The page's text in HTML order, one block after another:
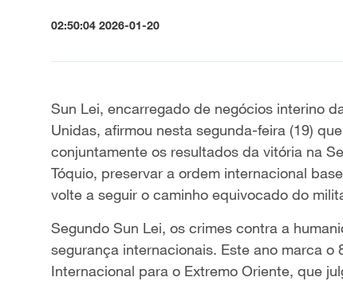
02:50:04 2026-01-20
Sun Lei, encarregado de negócios interino
Unidas, afirmou nesta segunda-feira (19)
conjuntamente os resultados da vitória na
Tóquio, preservar a ordem internacional
volte a seguir o caminho equivocado do
Segundo Sun Lei, os crimes contra a
segurança internacionais. Este ano marca o
Internacional para o Extremo Oriente, que